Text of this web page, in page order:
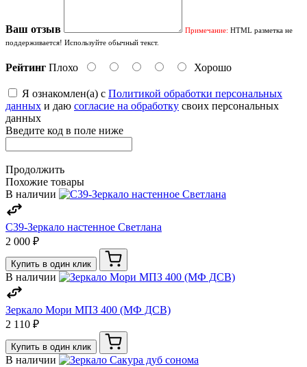
Ваш отзыв Примечание: HTML разметка не
поддерживается! Используйте обычный текст.
Рейтинг Плохо Хорошо
Я ознакомлен(а) с Политикой обработки персональных
данных и даю согласие на обработку своих персональных
данных
Введите код в поле ниже
Продолжить
Похожие товары
В наличии
С39-Зеркало настенное Светлана
2 000 ₽
Купить в один клик
В наличии
Зеркало Мори МПЗ 400 (МФ ДСВ)
2 110 ₽
Купить в один клик
В наличии